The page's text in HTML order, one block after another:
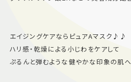
エイジングケアならピュアAマスク♪♪
ハリ感・乾燥による小じわをケアして
ぷるんと弾むような健やかな印象の肌